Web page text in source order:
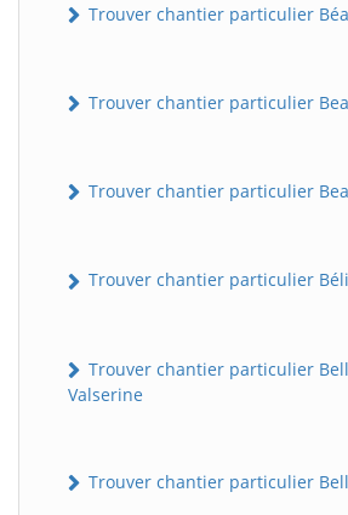
Trouver chantier particulier
Trouver chantier particulier
Trouver chantier particulier
Trouver chantier particulier
Trouver chantier particulier
Valserine
Trouver chantier particulier